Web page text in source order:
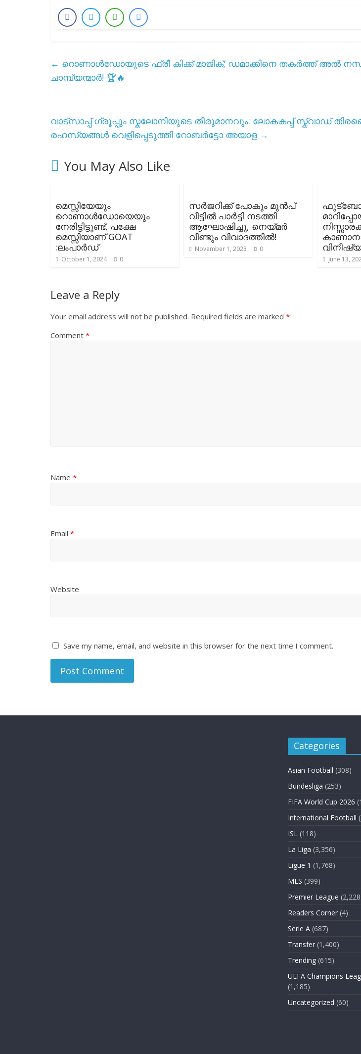
← റൊണാൾഡോയുടെ ഫ്രീ കിക്ക് മാജിക്; ഡമാക്കിനെ തകർത്ത് അൽ
ചാമ്പ്യന്മാർ! 🏆🔥
വാട്സാപ്പ് ഗ്രൂപ്പും സ്കലോനിയുടെ തീരുമാനവും: ലോകകപ്പ് സ്ക്വാഡ്
രഹസ്യങ്ങൾ വെളിപ്പെടുത്തി റോബർട്ടോ അയാള →
You May Also Like
മെസ്സിയേയും
റൊണാൾഡോയെയും
നേരിട്ടിട്ടുണ്ട്, പക്ഷേ
മെസ്സിയാണ് GOAT
:ലംപാർഡ്
October 1, 2024 0
സർജറിക്ക് പോകും മുൻപ്
വീട്ടിൽ പാർട്ടി നടത്തി
ആഘോഷിച്ചു, നെയ്മർ
വീണ്ടും വിവാദത്തിൽ!
November 1, 2023 0
June 13,
Leave a Reply
Your email address will not be published. Required fields are marked *
Comment *
Name *
Email *
Website
Save my name, email, and website in this browser for the next time I comment.
Categories
Asian Football (308)
Bundesliga (253)
FIFA World Cup 2026
International Football
ISL (118)
La Liga (3,356)
Ligue 1 (1,768)
MLS (399)
Premier League
Readers Corner (4)
Serie A (687)
Transfer (1,400)
Trending (615)
UEFA Champions
(1,185)
Uncategorized (60)